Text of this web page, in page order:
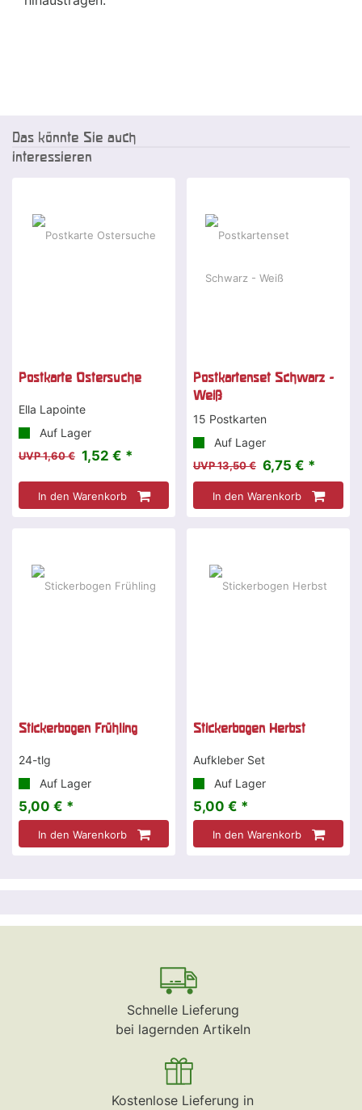
Das könnte Sie auch
interessieren
Postkarte Ostersuche
Ella Lapointe
Auf Lager
UVP 1,60 € 1,52 € *
In den Warenkorb
Postkartenset Schwarz -
Weiß
15 Postkarten
Auf Lager
UVP 13,50 € 6,75 € *
In den Warenkorb
Stickerbogen Frühling
24-tlg
Auf Lager
5,00 € *
In den Warenkorb
Stickerbogen Herbst
Aufkleber Set
Auf Lager
5,00 € *
In den Warenkorb
Schnelle Lieferung
bei lagernden Artikeln
Kostenlose Lieferung in